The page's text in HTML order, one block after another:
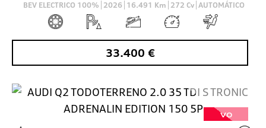
BEV ELECTRICO 100% 2026 16.491 Km 272 Cv AUTOMÁTICO
33.400 €
VO